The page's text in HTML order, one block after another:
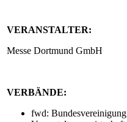
VERANSTALTER:
Messe Dortmund GmbH
VERBÄNDE:
fwd: Bundesvereinigung